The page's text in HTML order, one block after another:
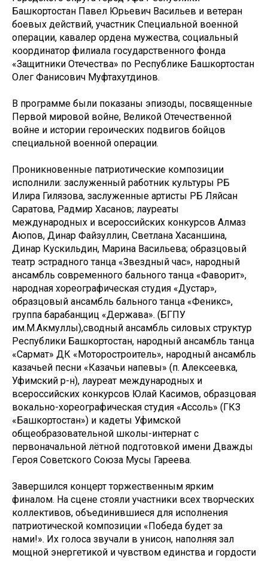
Башкортостан Павел Юрьевич Васильев и ветеран
боевых действий, участник Специальной военной
операции, кавалер ордена мужества, социальный
координатор филиала государственного фонда
«Защитники Отечества» по Республике Башкортостан
Олег Фанисович Муфтахутдинов.
В программе были показаны эпизоды, посвященные
Первой мировой войне, Великой Отечественной
войне и истории героических подвигов бойцов
специальной военной операции.
Проникновенные патриотические композиции
исполнили: заслуженный работник культуры РБ
Илира Гилязова, заслуженные артисты РБ Ляйсан
Саратова, Радмир Хасанов; лауреаты
международных и всероссийских конкурсов Алмаз
Аюпов, Динар Файзуллин, Светлана Хасаншина,
Динар Кускильдин, Марина Васильева; образцовый
театр эстрадного танца «Звездный час», народный
ансамбль современного бального танца «Фаворит»,
народная хореографическая студия «Дустар»,
образцовый ансамбль бального танца «Феникс»,
группа барабанщиц «Держава». (БГПУ
им.М.Акмуллы),сводный ансамбль силовых структур
Республики Башкортостан, народный ансамбль танца
«Сармат» ДК «Моторостроитель», народный ансамбль
казачьей песни «Казачьи напевы» (п. Алексеевка,
Уфимский р-н), лауреат международных и
всероссийских конкурсов Юлай Касимов, образцовая
вокально-хореографическая студия «Ассоль» (ГКЗ
«Башкортостан») и кадеты Уфимской
общеобразовательной школы-интернат с
первоначальной лётной подготовкой имени Дважды
Героя Советского Союза Мусы Гареева.
Завершился концерт торжественным ярким
финалом. На сцене стояли участники всех творческих
коллективов, объединившиеся для исполнения
патриотической композиции «Победа будет за
нами!». Их голоса звучали в унисон, наполняя зал
мощной энергетикой и чувством единства и гордости